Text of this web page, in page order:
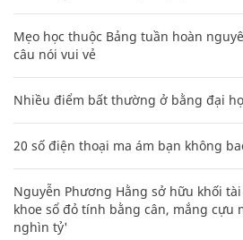
Mẹo học thuộc Bảng tuần hoàn
câu nói vui vẻ
Nhiều điểm bất thường ở bằng đại
20 số điện thoại ma ám bạn không
Nguyễn Phương Hằng sở hữu khối
khoe sổ đỏ tính bằng cân, mắng cựu
nghìn tỷ'